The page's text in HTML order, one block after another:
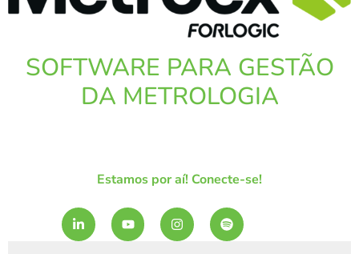
SOFTWARE PARA GESTÃO
DA METROLOGIA
Estamos por aí! Conecte-se!
L
i
n
Y
o
u
I
n
s
S
p
o